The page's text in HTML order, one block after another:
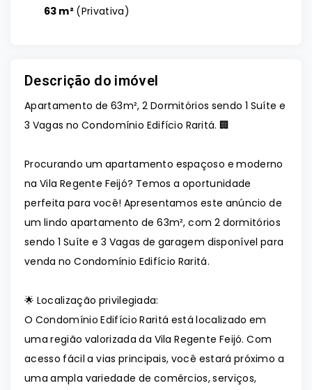
63 m² (Privativa)
Descrição do imóvel
Apartamento de 63m², 2 Dormitórios sendo 1 Suíte e
3 Vagas no Condomínio Edifício Raritá. 🏢
Procurando um apartamento espaçoso e moderno
na Vila Regente Feijó? Temos a oportunidade
perfeita para você! Apresentamos este anúncio de
um lindo apartamento de 63m², com 2 dormitórios
sendo 1 Suíte e 3 Vagas de garagem disponível para
venda no Condomínio Edifício Raritá.
🌟 Localização privilegiada:
O Condomínio Edifício Raritá está localizado em
uma região valorizada da Vila Regente Feijó. Com
acesso fácil a vias principais, você estará próximo a
uma ampla variedade de comércios, serviços,